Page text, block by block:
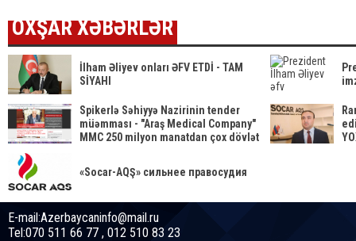
OXŞAR XƏBƏRLƏR
İlham Əliyev onları ƏFV ETDİ - TAM
SİYAHI
Spikerlə Səhiyyə Nazirinin tender
müəmması - "Araş Medical Company"
MMC 250 milyon manatdan çox dövlət
«Socar-AQŞ» сильнее правосудия
E-mail:Azerbaycaninfo@mail.ru
Tel:070 511 66 77 , 012 510 83 23